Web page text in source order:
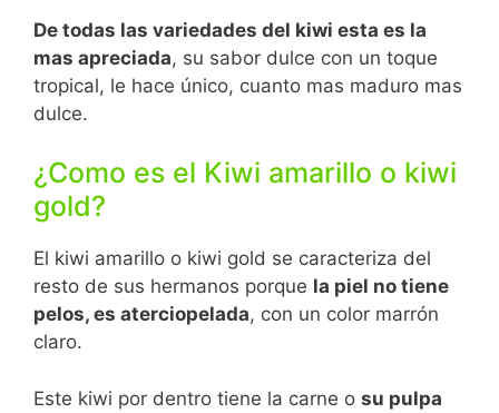
De todas las variedades del kiwi esta es la
mas apreciada, su sabor dulce con un toque
tropical, le hace único, cuanto mas maduro mas
dulce.
¿Como es el Kiwi amarillo o kiwi
gold?
El kiwi amarillo o kiwi gold se caracteriza del
resto de sus hermanos porque la piel no tiene
pelos, es aterciopelada, con un color marrón
claro.
Este kiwi por dentro tiene la carne o su pulpa